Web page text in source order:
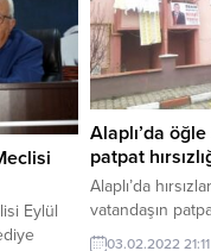
olacak.
Eylül
Alaplı’da
patpat
Alaplı’da
vatandaşın
03.02.2022 21:11